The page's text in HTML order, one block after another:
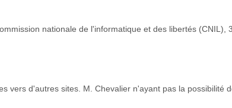
nationale de l'informatique et des libertés (CNIL),
vers d'autres sites. M. Chevalier n'ayant pas la possibilité